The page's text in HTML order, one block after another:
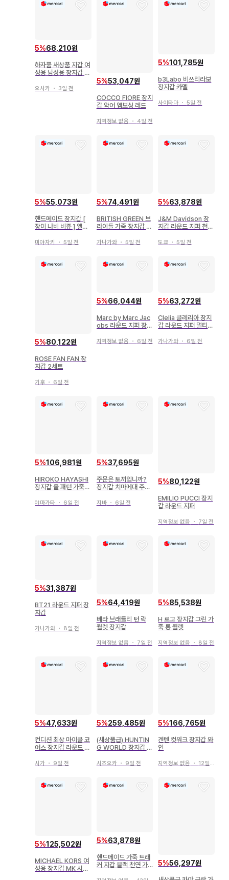
5%68,210원
하자품 새상품 지갑 여
성용 남성용 장지갑 L
뜨개질 일본제
오사카 ・ 3일 전
5%53,047원
COCCO FIORE 장지
갑 악어 엠보싱 레드
지역정보 없음 ・ 4일 전
5%101,785원
b3Labo 비쓰리라보
장지갑 카멜
사이타마 ・5일 전
5%55,073원
핸드메이드 장지갑 [
장미 나비 비쥬 ] 엘레
미야자키 ・ 5일 전
5%74,491원
BRITISH GREEN 브
라이들 가죽 장지갑 라
가나가와・ 5일 전
5%63,878원
J&M Davidson 장
지갑 라운드 지퍼 천연
도쿄 ・5일 전
5%80,122원
ROSE FAN FAN 장
지갑 2세트
기후 ・ 6일 전
5%66,044원
Marc by Marc Jac
obs 라운드 지퍼 장지
지역정보 없음 ・ 6일 전
5%63,272원
Clelia 클레리아 장지
갑 라운드 지퍼 멀티
가나가와 ・ 6일 전
5%106,981원
HIROKO HAYASHI
장지갑 올 패턴 가죽
야시
야마가타 ・ 6일 전
5%37,695원
주문은 토끼입니까?
장지갑 치마메대 주문
지바・ 6일 전
5%80,122원
EMILIO PUCCI 장지
갑 라운드 지퍼
지역정보 없음 ・ 7일 전
5%31,387원
BT21 라운드 지퍼 장
지갑
가나가와 ・ 8일 전
5%64,419원
베라 브래들리 턴 락
월렛 장지갑
지역정보 없음 ・ 7일 전
5%85,538원
H 로고 장지갑 그린 가
죽 롱 월렛
지역정보 없음 ・ 8일 전
5%47,633원
컨디션 최상 마이클 코
어스 장지갑 라운드 지
시가 ・ 9일 전
5%259,485원
(새상품급) HUNTIN
G WORLD 장지갑 블
시즈오카・ 9일 전
5%166,765원
겐텐 컷워크 장지갑 와
인
지역정보 없음 ・ 12일 전
5%125,502원
MICHAEL KORS 여
성용 장지갑 MK 시그
5%63,878원
핸드메이드 가죽 트래
커 지갑 블랙 천연 가
5%56,297원